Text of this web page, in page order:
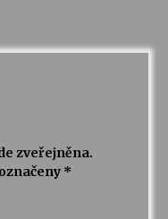
zveřejněna.
*